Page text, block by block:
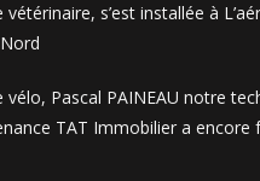
vétérinaire, s’est installée à
vélo, Pascal PAINEAU notre
TAT Immobilier a encore